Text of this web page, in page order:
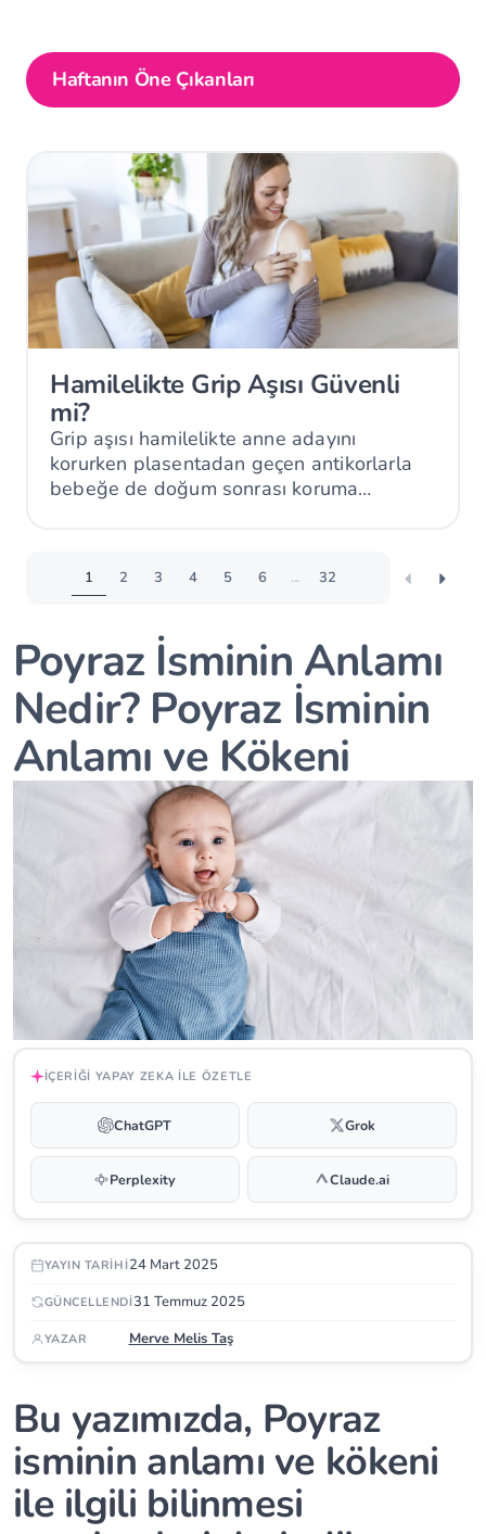
Haftanın Öne Çıkanları
Hamilelikte Grip Aşısı Güvenli
mi?
Grip aşısı hamilelikte anne adayını
korurken plasentadan geçen antikorlarla
bebeğe de doğum sonrası koruma
1 2 3 4 5 6 ... 32
Poyraz İsminin Anlamı
Nedir? Poyraz İsminin
Anlamı ve Kökeni
İÇERIĞI YAPAY ZEKA ILE ÖZETLE
ChatGPT Grok
Perplexity Claude.ai
YAYIN TARIHI24 Mart 2025
GÜNCELLENDI31 Temmuz 2025
YAZAR Merve Melis Taş
Bu yazımızda, Poyraz
isminin anlamı ve kökeni
ile ilgili bilinmesi
Çin Takvimi Bebek İsim Bulucu